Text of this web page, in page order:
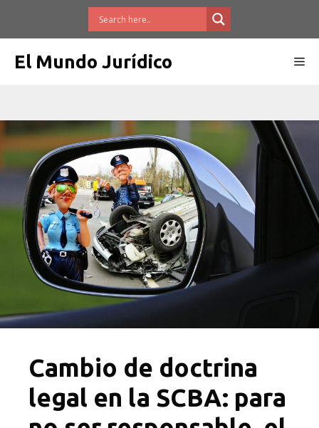
El Mundo Jurídico
Cambio de doctrina
legal en la SCBA: para